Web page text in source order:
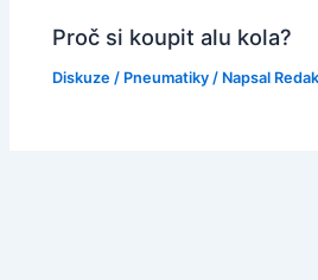
Proč si koupit alu kola?
Diskuze / Pneumatiky / Napsal